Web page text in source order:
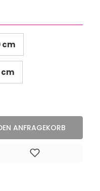
cm
cm
ANFRAGEKORB